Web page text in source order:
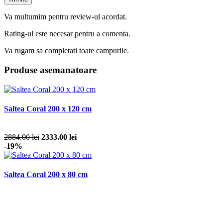
Va multumim pentru review-ul acordat.
Rating-ul este necesar pentru a comenta.
Va rugam sa completati toate campurile.
Produse asemanatoare
Saltea Coral 200 x 120 cm
2884.00 lei 2333.00 lei
-19%
Saltea Coral 200 x 80 cm